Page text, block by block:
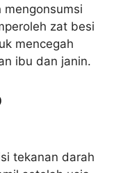
zat besi
mencegah
ibu dan janin.
tekanan darah